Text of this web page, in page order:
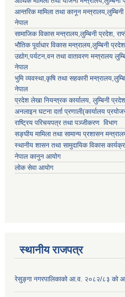
आन्तरिक मामिला तथा कानून मन्त्रालय,
नेपाल
सामाजिक विकास मन्त्रालय,लुम्बिनी प्रदेश,
भौतिक पूर्वाधार विकास मन्त्रालय,लुम्बिनी प्रदेश
उद्याेग,पर्यटन,वन तथा वातावरण मन्त्रालय
नेपाल
भुमि व्यवस्था,कृषि तथा सहकारी मन्त्रालय,
नेपाल
प्रदेश लेखा नियन्त्रक कार्यालय, लुम्बिनी प्रदेश
अनलाइन घटना दर्ता प्रणाली(कार्यालय
राष्ट्रिय परिचयपत्र तथा पञ्जीकरण विभाग
सङ्घीय मामिला तथा सामान्य प्रशासन
स्थानीय शासन तथा सामुदायिक विकास
नेपाल कानुन आयोग
लोक सेवा आयोग
स्थानीय राजपत्र
रेसु्ङ्गा नगरपालिकाको आ.व. २०८२/८३ को